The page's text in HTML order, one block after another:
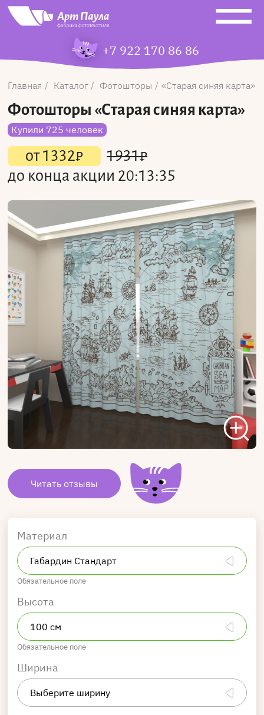
+7 922 170 86 86
Главная Каталог Фотошторы Старая синяя карта
Фотошторы «Старая синяя карта»
Купили 725 человек
от1332₽ 1931₽
до конца акции 20:13:35
Читать отзывы
Материал
Обязательное поле
Высота
Обязательное поле
Ширина